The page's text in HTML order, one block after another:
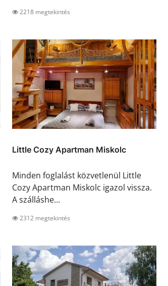
2218 megtekintés
Little Cozy Apartman Miskolc
Minden foglalást közvetlenül Little
Cozy Apartman Miskolc igazol vissza.
A szálláshe...
2312 megtekintés